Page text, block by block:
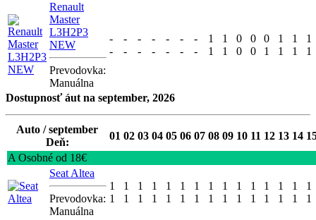
Renault
Master
L3H2P3
NEW
Prevodovka:
Manuálna
-
-
-
-
-
-
-
-
-
-
-
-
-
-
1
1
1
1
0
0
0
0
0
1
1
1
1
1
1
1
Dostupnosť áut na september, 2026
Auto / september
Deň:
01 02 03 04 05 06 07 08 09 10 11 12 13 14
A Osobné od 18€
Seat Altea
Prevodovka:
Manuálna
1
1
1
1
1
1
1
1
1
1
1
1
1
1
1
1
1
1
1
1
1
1
1
1
1
1
1
1
1
1